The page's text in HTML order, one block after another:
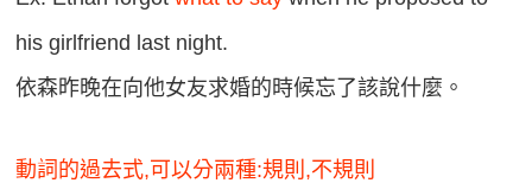
his girlfriend last night.
依森昨晚在向他女友求婚的時候忘了該說什麼。
動詞的過去式,可以分兩種:規則,不規則